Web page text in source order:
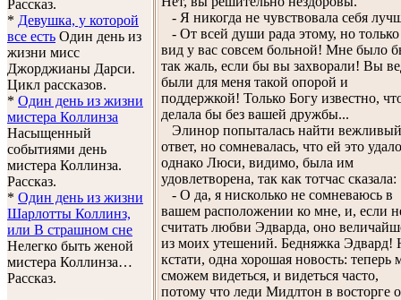
Рассказ.
* Девушка, у которой
все есть Один день из
жизни мисс
Джорджианы Дарси.
Цикл рассказов.
* Один день из жизни
мистера Коллинза
Насыщенный
событиями день
мистера Коллинза.
Рассказ.
* Один день из жизни
Шарлотты Коллинз,
или В страшном сне
Нелегко быть женой
мистера Коллинза…
Рассказ.
- Я никогда не чувствовала себя
- От всей души рада этому, но только
вид у вас совсем больной! Мне было
так жаль, если бы вы захворали! Вы
были для меня такой опорой и
поддержкой! Только Богу известно,
делала бы без вашей дружбы...
Элинор попыталась найти вежливый
ответ, но сомневалась, что ей это
однако Люси, видимо, была им
удовлетворена, так как тотчас сказала:
- О да, я нисколько не сомневаюсь в
вашем расположении ко мне, и, если
считать любви Эдварда, оно
из моих утешений. Бедняжка Эдвард!
кстати, одна хорошая новость: теперь
сможем видеться, и видеться часто,
потому что леди Мидлтон в восторге